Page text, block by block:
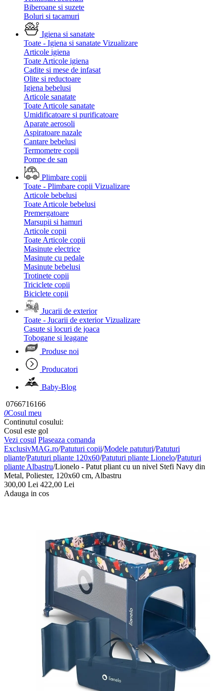
Biberoane si suzete
Boluri si tacamuri
Igiena si sanatate
Toate - Igiena si sanatate Vizualizare
Articole igiena
Toate Articole igiena
Cadite si mese de infasat
Olite si reductoare
Igiena bebelusi
Articole sanatate
Toate Articole sanatate
Umidificatoare si purificatoare
Aparate aerosoli
Aspiratoare nazale
Cantare bebelusi
Termometre copii
Pompe de san
Plimbare copii
Toate - Plimbare copii Vizualizare
Articole bebelusi
Toate Articole bebelusi
Premergatoare
Marsupii si hamuri
Articole copii
Toate Articole copii
Masinute electrice
Masinute cu pedale
Masinute bebelusi
Trotinete copii
Triciclete copii
Biciclete copii
Jucarii de exterior
Toate - Jucarii de exterior Vizualizare
Casute si locuri de joaca
Tobogane si leagane
Produse noi
Producatori
Baby-Blog
0766716166
0Cosul meu
Continutul cosului:
Cosul este gol
Vezi cosul Plaseaza comanda
ExclusivMAG.ro/Patuturi copii/Modele patuturi/Patuturi
pliante/Patuturi pliante 120x60/Patuturi pliante Lionelo/Patuturi
pliante Albastru/Lionelo - Patut pliant cu un nivel Stefi Navy din
Metal, Poliester, 120x60 cm, Albastru
300,00 Lei 422,00 Lei
Adauga in cos